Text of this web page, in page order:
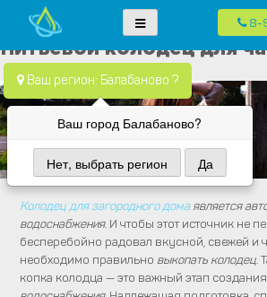
to
content
канализация.
систем водоснабжения, канализации и
Москве и Московской области
Ваш регион: Балабаново ?
Ваш город Балабаново?
Нет, выбрать регион Да
8-
Питьевой колодец для
Колодец для загородного домаявляется
водоснабжения. И чтобы этот источник не
бесперебойно радовал вкусной, свежей и
необходимо правильно выкопать колодец .
копка колодца — это важный этап